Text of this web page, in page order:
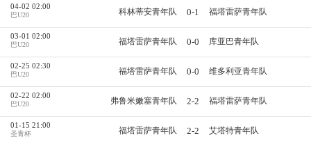
04-02 02:00
巴U20 科林蒂安青年队 0-1 福塔雷萨青年队
03-01 02:00
巴U20 福塔雷萨青年队 0-0 库亚巴青年队
02-25 02:30
巴U20 福塔雷萨青年队 0-0 维多利亚青年队
02-22 02:00
巴U20 弗鲁米嫩塞青年队 2-2 福塔雷萨青年队
01-15 21:00
圣青杯 福塔雷萨青年队 2-2 艾塔特青年队